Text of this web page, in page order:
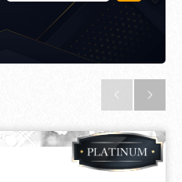
 